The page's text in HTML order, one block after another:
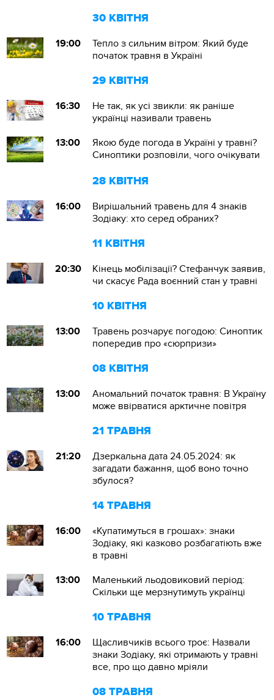
30 КВІТНЯ
19:00
Тепло з сильним вітром: Який буде
початок травня в Україні
29 КВІТНЯ
16:30
Не так, як усі звикли: як раніше
українці називали травень
13:00
Якою буде погода в Україні у травні?
Синоптики розповіли, чого очікувати
28 КВІТНЯ
16:00
Вирішальний травень для 4 знаків
Зодіаку: хто серед обраних?
11 КВІТНЯ
20:30
Кінець мобілізації? Стефанчук заявив,
чи скасує Рада воєнний стан у травні
10 КВІТНЯ
13:00
Травень розчарує погодою: Синоптик
попередив про «сюрпризи»
08 КВІТНЯ
13:00
Аномальний початок травня: В Україну
може ввірватися арктичне повітря
21 ТРАВНЯ
21:20
Дзеркальна дата 24.05.2024: як
загадати бажання, щоб воно точно
збулося?
14 ТРАВНЯ
16:00
«Купатимуться в грошах»: знаки
Зодіаку, які казково розбагатіють вже
в травні
13:00
Маленький льодовиковий період:
Скільки ще мерзнутимуть українці
10 ТРАВНЯ
16:00
Щасливчиків всього троє: Назвали
знаки Зодіаку, які отримають у травні
все, про що давно мріяли
08 ТРАВНЯ